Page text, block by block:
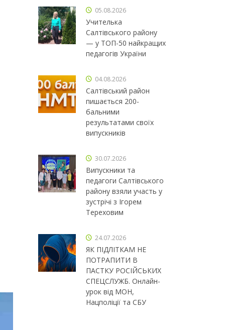
05.08.2026
Учителька
Салтівського району
— у ТОП-50 найкращих
педагогів України
04.08.2026
Салтівський район
пишається 200-
бальними
результатами своїх
випускників
30.07.2026
Випускники та
педагоги Салтівського
району взяли участь у
зустрічі з Ігорем
Тереховим
24.07.2026
ЯК ПІДЛІТКАМ НЕ
ПОТРАПИТИ В
ПАСТКУ РОСІЙСЬКИХ
СПЕЦСЛУЖБ. Онлайн-
урок від МОН,
Нацполіції та СБУ